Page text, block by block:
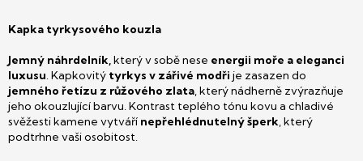
Kapka tyrkysového kouzla
Jemný náhrdelník,který v sobě nese energii moře a eleganci
luxusu. Kapkovitý tyrkys v zářivé modři je zasazen do
jemného řetízu z růžového zlata, který nádherně zvýrazňuje
jeho okouzlující barvu. Kontrast teplého tónu kovu a chladivé
svěžesti kamene vytváří nepřehlédnutelný šperk, který
podtrhne vaši osobitost.